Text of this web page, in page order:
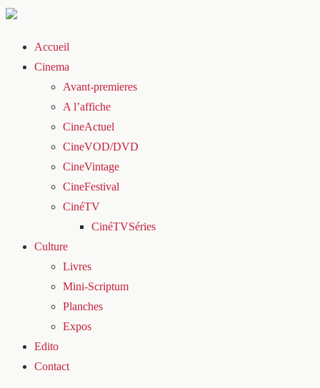
Accueil
Cinema
Avant-premieres
A l’affiche
CineActuel
CineVOD/DVD
CineVintage
CineFestival
CinéTV
CinéTVSéries
Culture
Livres
Mini-Scriptum
Planches
Expos
Edito
Contact